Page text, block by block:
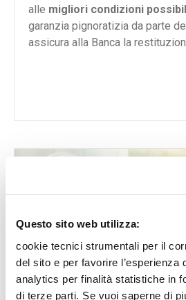
Questo sito web utilizza:
cookie tecnici strumentali per il
del sito e per favorire l’esperienza
analytics per finalità statistiche in
di terze parti. Se vuoi saperne di
alle migliori condizioni
garanzia pignoratizia da parte
assicura alla Banca la
Presticredito